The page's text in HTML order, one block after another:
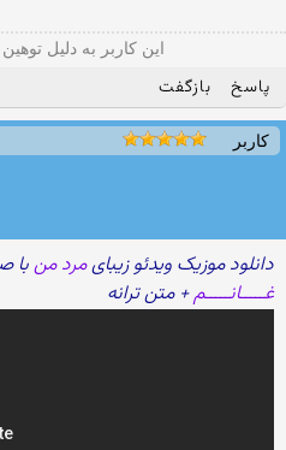
این کاربر به دلیل
پاسخ بازگفت
کاربر
دانلود موزیک ویدئو زیبایمرد منبا
غـــــانـــــم+ متن ترانه